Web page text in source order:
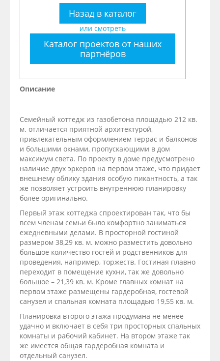
Назад в каталог
или смотреть
Каталог проектов от наших
партнёров
Описание
Семейный коттедж из газобетона площадью 212 кв.
м. отличается приятной архитектурой,
привлекательным оформлением террас и балконов
и большими окнами, пропускающими в дом
максимум света. По проекту в доме предусмотрено
наличие двух эркеров на первом этаже, что придает
внешнему облику здания особую пикантность, а так
же позволяет устроить внутреннюю планировку
более оригинально.
Первый этаж коттеджа спроектирован так, что бы
всем членам семьи было комфортно заниматься
ежедневными делами. В просторной гостиной
размером 38,29 кв. м. можно разместить довольно
большое количество гостей и родственников для
проведения, например, торжеств. Гостиная плавно
переходит в помещение кухни, так же довольно
большое – 21,39 кв. м. Кроме главных комнат на
первом этаже размещены гардеробная, гостевой
санузел и спальная комната площадью 19,55 кв. м.
Планировка второго этажа продумана не менее
удачно и включает в себя три просторных спальных
комнаты и рабочий кабинет. На втором этаже так
же имеется общая гардеробная комната и
отдельный санузел.